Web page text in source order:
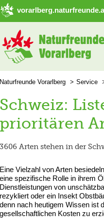
Naturfreunde Vorarlberg Service
Schweiz:
prioritären
3606 Arten stehen in der
Eine Vielzahl von Arten
eine spezifische Rolle in ihrem
Dienstleistungen von
rezykliert oder ein Insekt
denn nach heutigem Wissen ist
gesellschaftlichen Kosten zu